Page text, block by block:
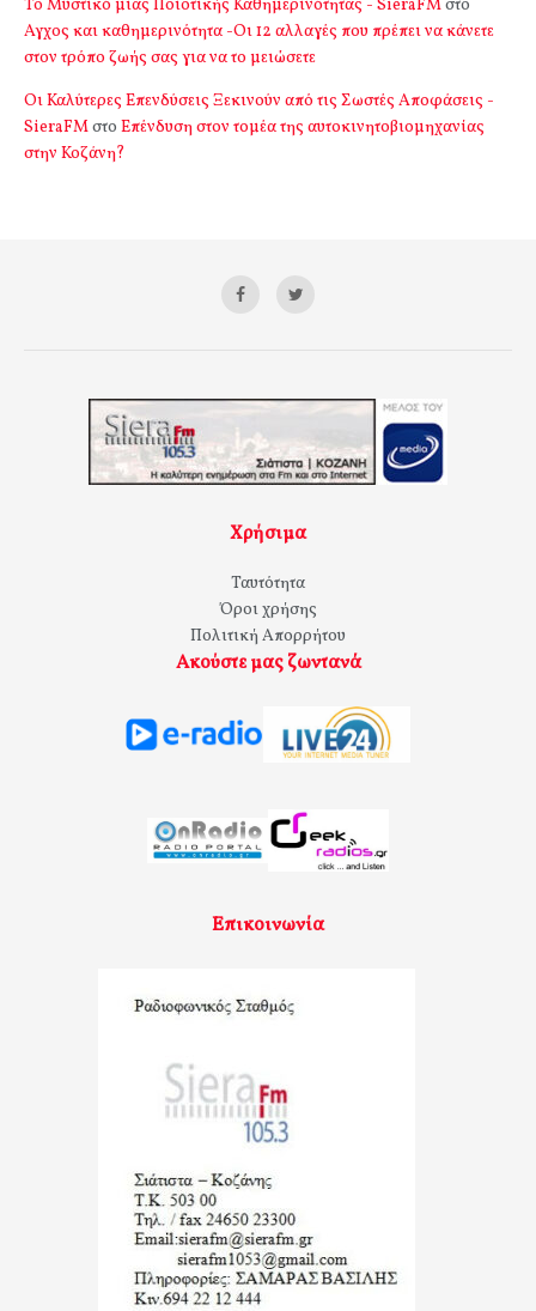
Το Μυστικό μιας Ποιοτικής Καθημερινότητας - SieraFMστο
Αγχος και καθημερινότητα -Οι 12 αλλαγές που πρέπει να κάνετε
στον τρόπο ζωής σας για να το μειώσετε
Οι Καλύτερες Επενδύσεις Ξεκινούν από τις Σωστές Αποφάσεις -
SieraFMστο Επένδυση στον τομέα της αυτοκινητοβιομηχανίας
στην Κοζάνη?
Χρήσιμα
Ταυτότητα
Όροι χρήσης
Πολιτική Απορρήτου
Ακούστε μας ζωντανά
Επικοινωνία